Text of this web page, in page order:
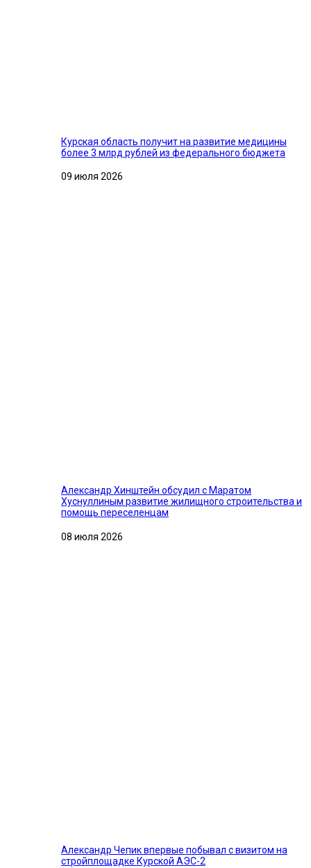
Курская область получит на развитие медицины
более 3 млрд рублей из федерального бюджета
09 июля 2026
Александр Хинштейн обсудил с Маратом
Хуснуллиным развитие жилищного строительства и
помощь переселенцам
08 июля 2026
Александр Чепик впервые побывал с визитом на
стройплощадке Курской АЭС-2